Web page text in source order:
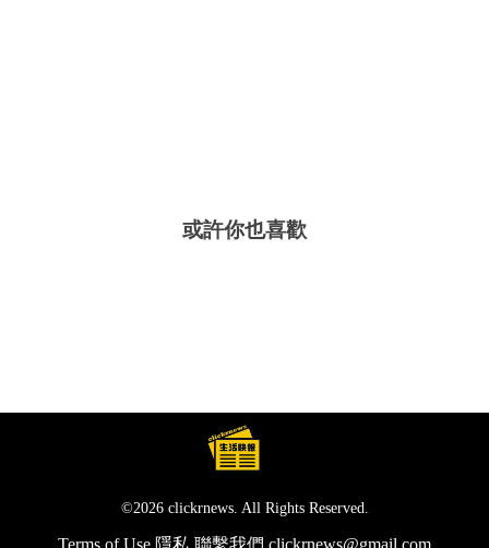
或許你也喜歡
©2026 clickrnews. All Rights Reserved.
Terms of Use 隱私 聯繫我們 clickrnews@gmail.com